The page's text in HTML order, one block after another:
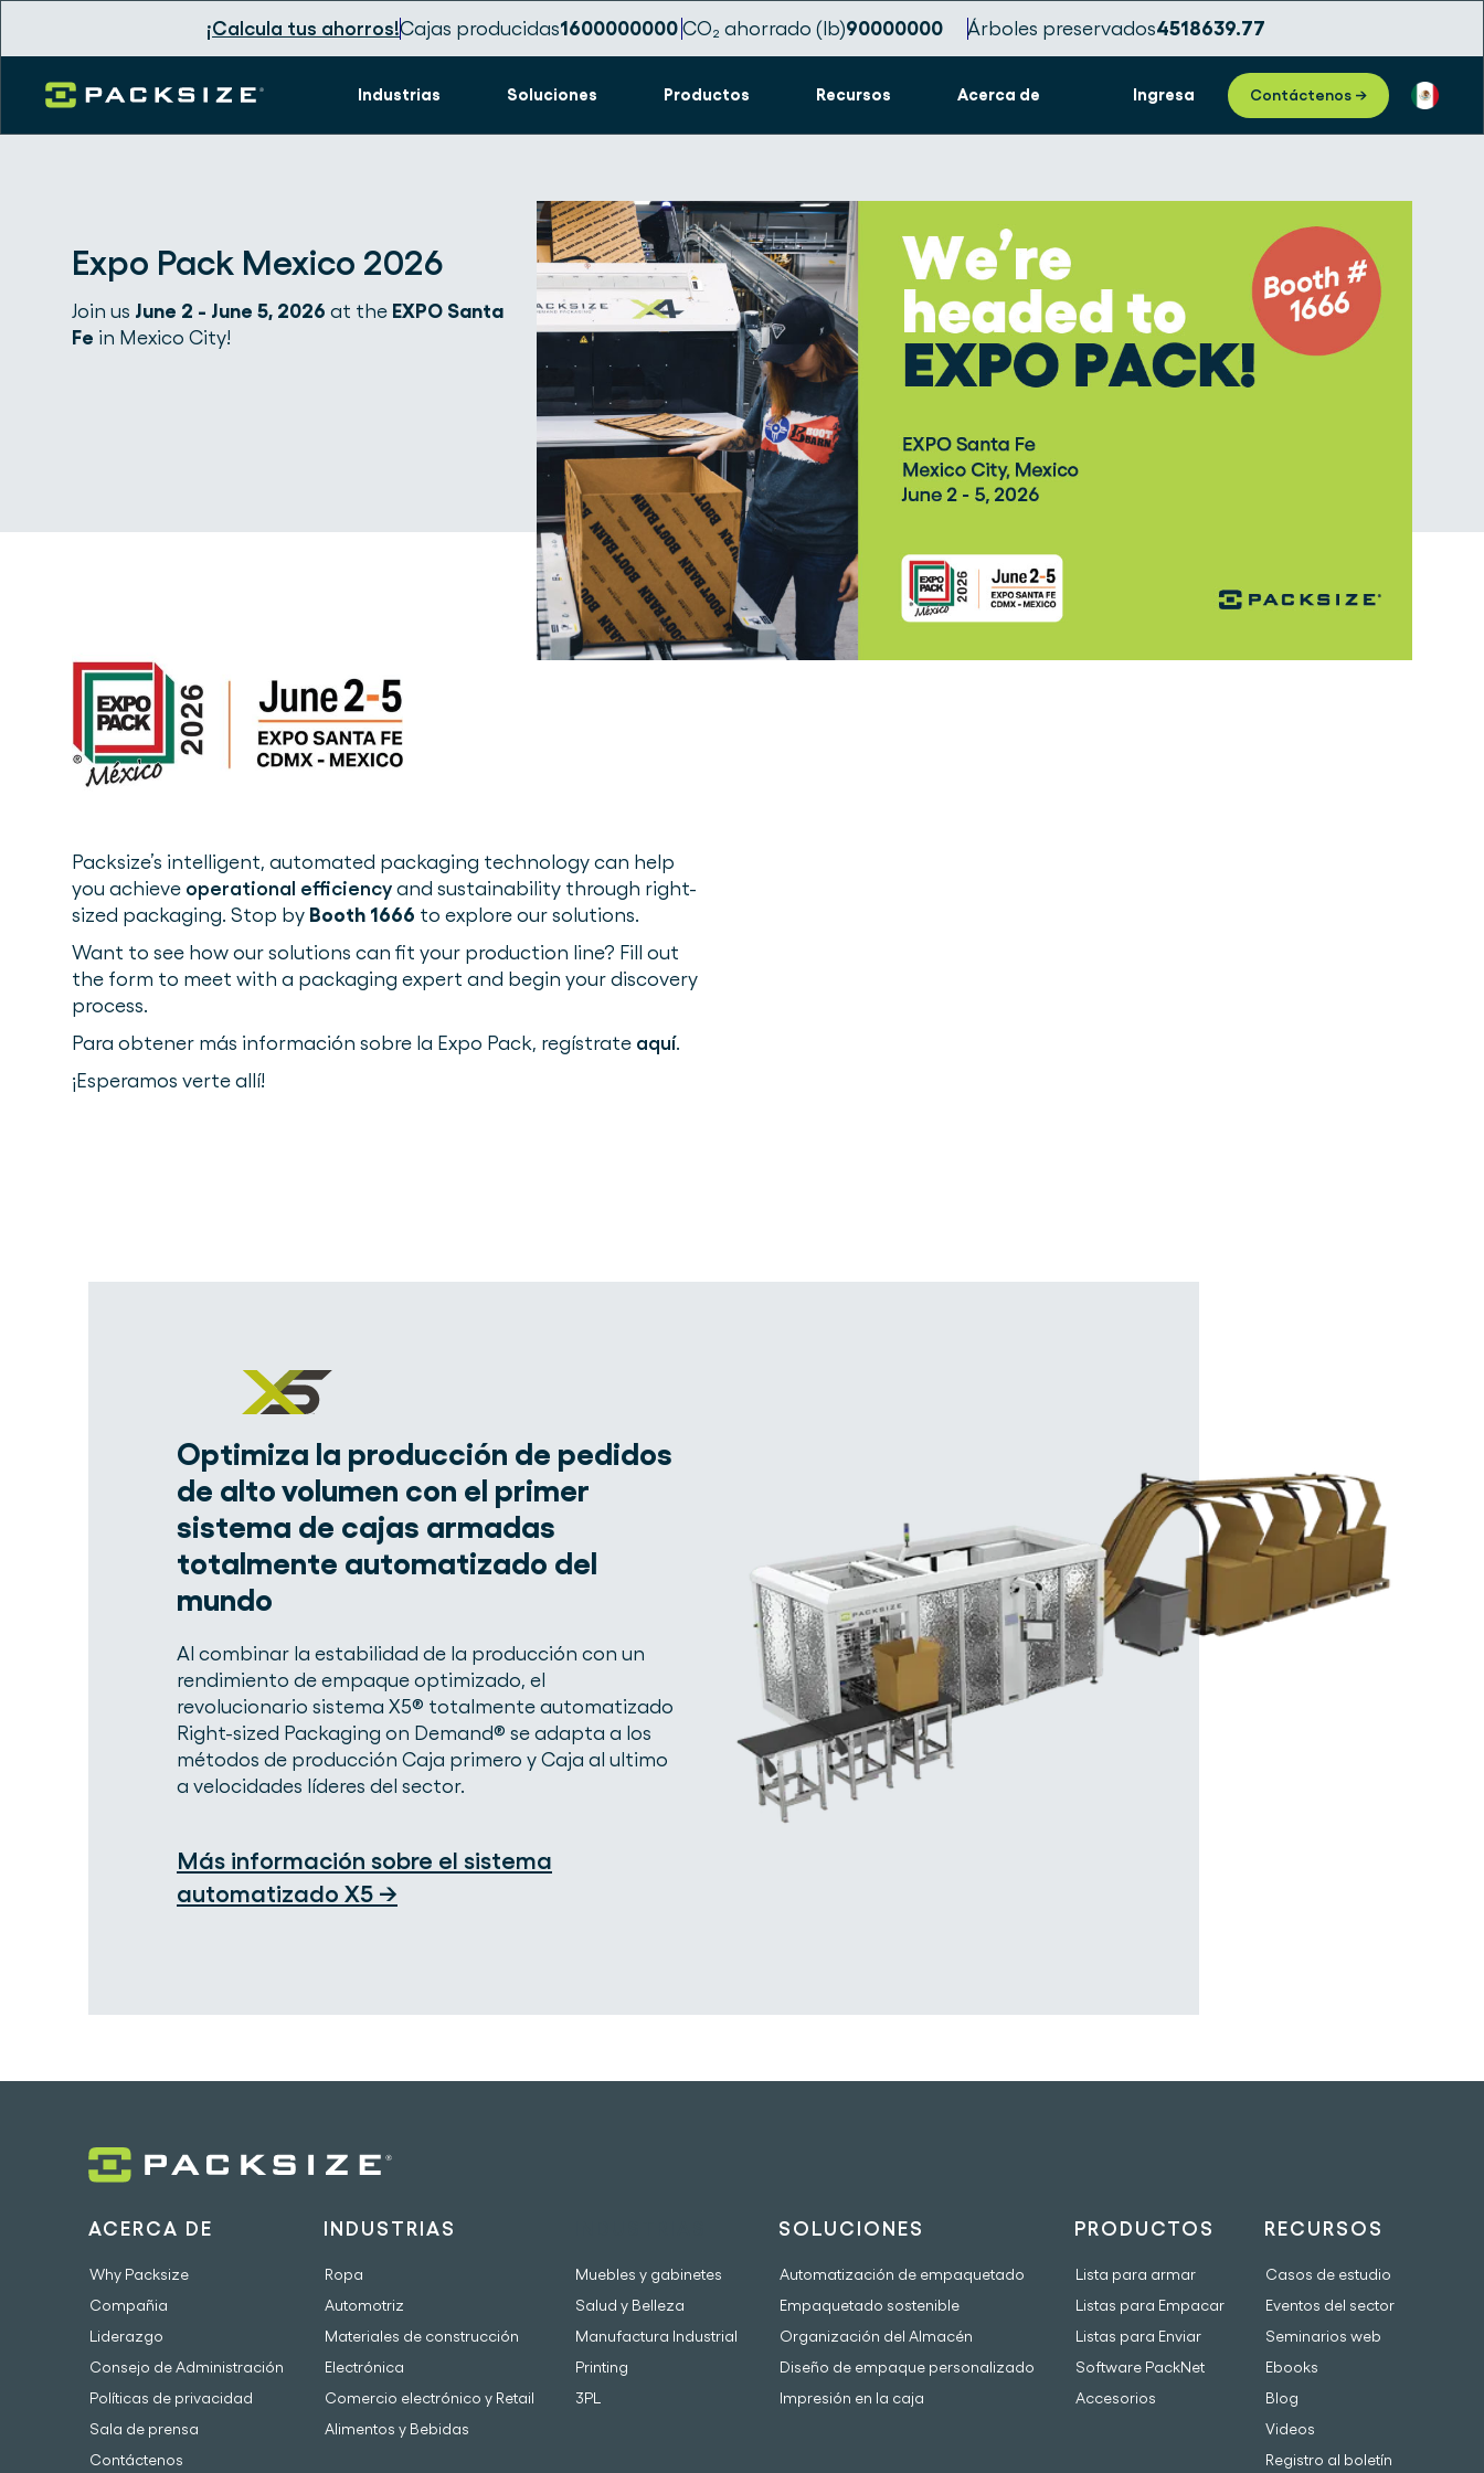
¡Calcula tus ahorros!Cajas producidas1600000000CO₂ ahorrado (lb)90000000 Árboles preservados4518639.77
Industrias Soluciones Productos Recursos Acerca de Ingresa Contáctenos →
Expo Pack Mexico 2026
Join us June 2 - June 5, 2026 at the EXPO Santa
Fe in Mexico City!
Packsize’s intelligent, automated packaging technology can help
you achieve operational efficiencyand sustainability through right-
sized packaging. Stop by Booth 1666 to explore our solutions.
Want to see how our solutions can fit your production line? Fill out
the form to meet with a packaging expert and begin your discovery
process.
Para obtener más información sobre la Expo Pack, regístrate aquí.
¡Esperamos verte allí!
Optimiza la producción de pedidos
de alto volumen con el primer
sistema de cajas armadas
totalmente automatizado del
mundo
Al combinar la estabilidad de la producción con un
rendimiento de empaque optimizado, el
revolucionario sistema X5® totalmente automatizado
Right-sized Packaging on Demand® se adapta a los
métodos de producción Caja primero y Caja al ultimo
a velocidades líderes del sector.
Más información sobre el sistema
automatizado X5 →
ACERCA DE
Why Packsize
Compañia
Liderazgo
Consejo de Administración
Políticas de privacidad
Sala de prensa
Contáctenos
INDUSTRIAS
Ropa
Automotriz
Materiales de construcción
Electrónica
Comercio electrónico y Retail
Alimentos y Bebidas
Muebles y gabinetes
Salud y Belleza
Manufactura Industrial
Printing
3PL
SOLUCIONES
Automatización de empaquetado
Empaquetado sostenible
Organización del Almacén
Diseño de empaque personalizado
Impresión en la caja
PRODUCTOS
Lista para armar
Listas para Empacar
Listas para Enviar
Software PackNet
Accesorios
RECURSOS
Casos de estudio
Eventos del sector
Seminarios web
Ebooks
Blog
Videos
Registro al boletín